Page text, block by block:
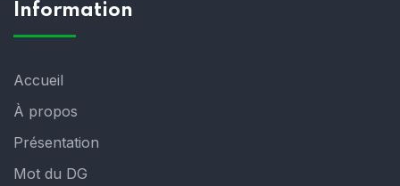
Information
Accueil
À propos
Présentation
Mot du DG